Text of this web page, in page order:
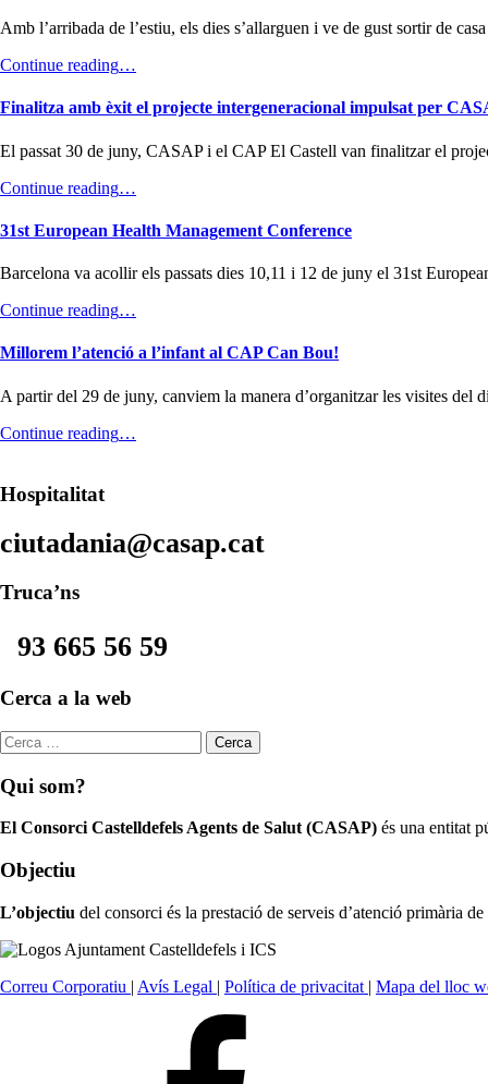
l’atenció
a
l’infant
del
CAP
Can
present
Diari
Castell.”
Amb l’arribada de l’estiu, els dies s’allarguen i ve de gust sortir de
Continue reading“Consells
a
l’estiu.”
…
Finalitza amb èxit el projecte intergeneracional impulsat per
El passat 30 de juny, CASAP i el CAP El Castell van finalitzar el
Continue reading“Finalitza
èxit
projecte
intergeneracional
impulsat
per
CASAP,
el
El
i
…
31st European Health Management Conference
Barcelona va acollir els passats dies 10,11 i 12 de juny el 31st
Continue reading“31st
Health
Conference”
…
Millorem l’atenció a l’infant al CAP Can Bou!
A partir del 29 de juny, canviem la manera d’organitzar les visites del
Continue reading“Millorem
CAP
Can
…
info
sidebar
Hospitalitat
ciutadania@casap.cat
Truca’ns
93 665 56 59
Footer
sidebar
Cerca a la web
Cerca:
Qui som?
El Consorci Castelldefels Agents de Salut (CASAP) és una entitat
Objectiu
L’objectiu del consorci és la prestació de serveis d’atenció primària de
Correu Corporatiu | Avís Legal | Política de privacitat | Mapa del lloc